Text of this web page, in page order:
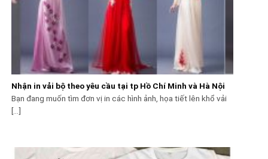
Nhận in vải bộ theo yêu cầu tại tp Hồ Chí Minh và Hà Nội
Bạn đang muốn tìm đơn vị in các hình ảnh, họa tiết lên khổ vải
[...]